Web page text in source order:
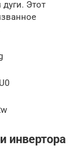
Этот
инвертора